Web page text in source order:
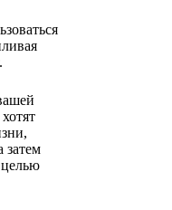
затем
целью